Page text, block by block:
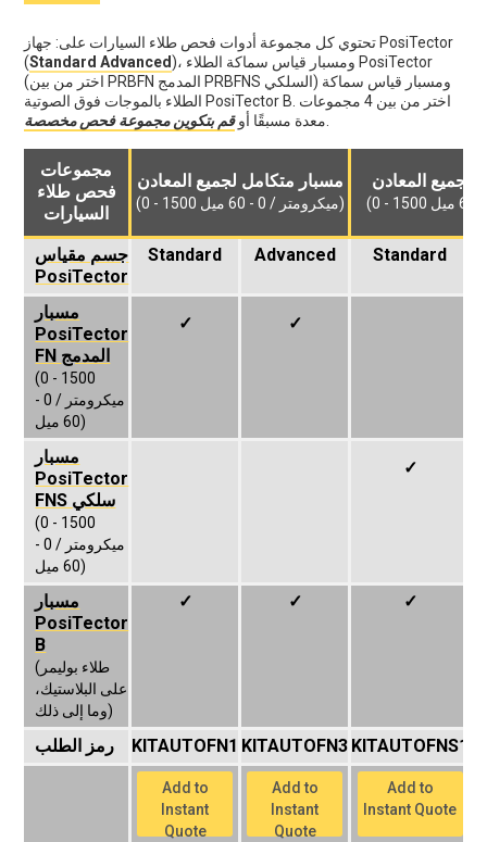
تحتوي كل مجموعة أدوات فحص طلاء السيارات على: جهاز PosiTector
(Standard Advanced)، ومسبار قياس سماكة الطلاء PosiTector
(اختر من بين PRBFN المدمج PRBFNS السلكي) ومسبار قياس سماكة
الطلاء بالموجات فوق الصوتية PosiTector B. اختر من بين 4 مجموعات
معدة مسبقًا أو قم بتكوين مجموعة فحص مخصصة
مجموعات
فحص طلاء
السيارات
مسبار متكامل لجميع المعادن
(0 - 1500 ميكرومتر / 0 - 60 ميل)
المعادن
جسم مقياس
PosiTector
Standard Advanced Standard
(0 - 1500
ميكرومتر / 0 -
60 ميل)
مسبار
PosiTector
FN المدمج
✓ ✓
(0 - 1500
ميكرومتر / 0 -
60 ميل)
مسبار
PosiTector
FNS سلكي
✓
(طلاء بوليمر
على البلاستيك،
وما إلى ذلك)
مسبار
PosiTector
B
✓ ✓ ✓
رمز الطلب KITAUTOFN1 KITAUTOFN3 KITAUTOFNS1
Add to
Instant
Quote
Add to
Instant
Quote
Add to
Instant Quote